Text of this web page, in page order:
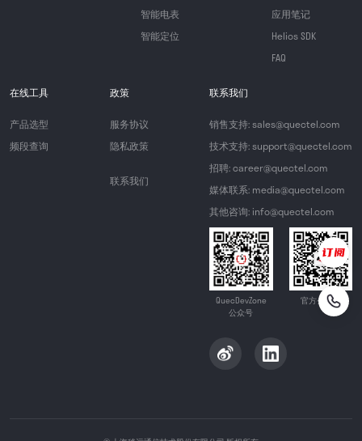
智能电表
智能定位
应用笔记
Helios SDK
FAQ
在线工具
产品选型
频段查询
政策
服务协议
隐私政策
联系我们
联系我们
销售支持: sales@quectel.com
技术支持: support@quectel.com
招聘: career@quectel.com
媒体联系: media@quectel.com
其他咨询: info@quectel.com
QuecDevZone
公众号
官方公众号